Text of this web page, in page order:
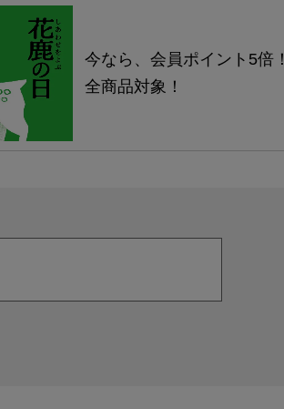
今なら、会員ポイント5倍！
全商品対象！